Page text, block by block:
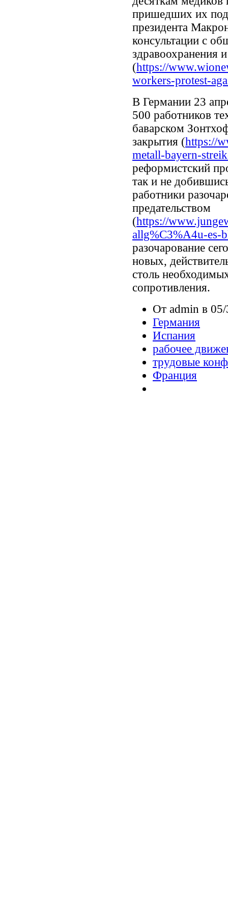
пришедших их
президента
консультации с
здравоохранения
(https://
workers-protest-
В Германии 23
500 работников
баварском
закрытия (https://
metall-bayern-
реформистский
так и не
работники
предательством
(https://
allg%C3%A4u-es-
разочарование
новых,
столь
сопротивления.
От admin в
Германия
Испания
рабочее
трудовые
Франция